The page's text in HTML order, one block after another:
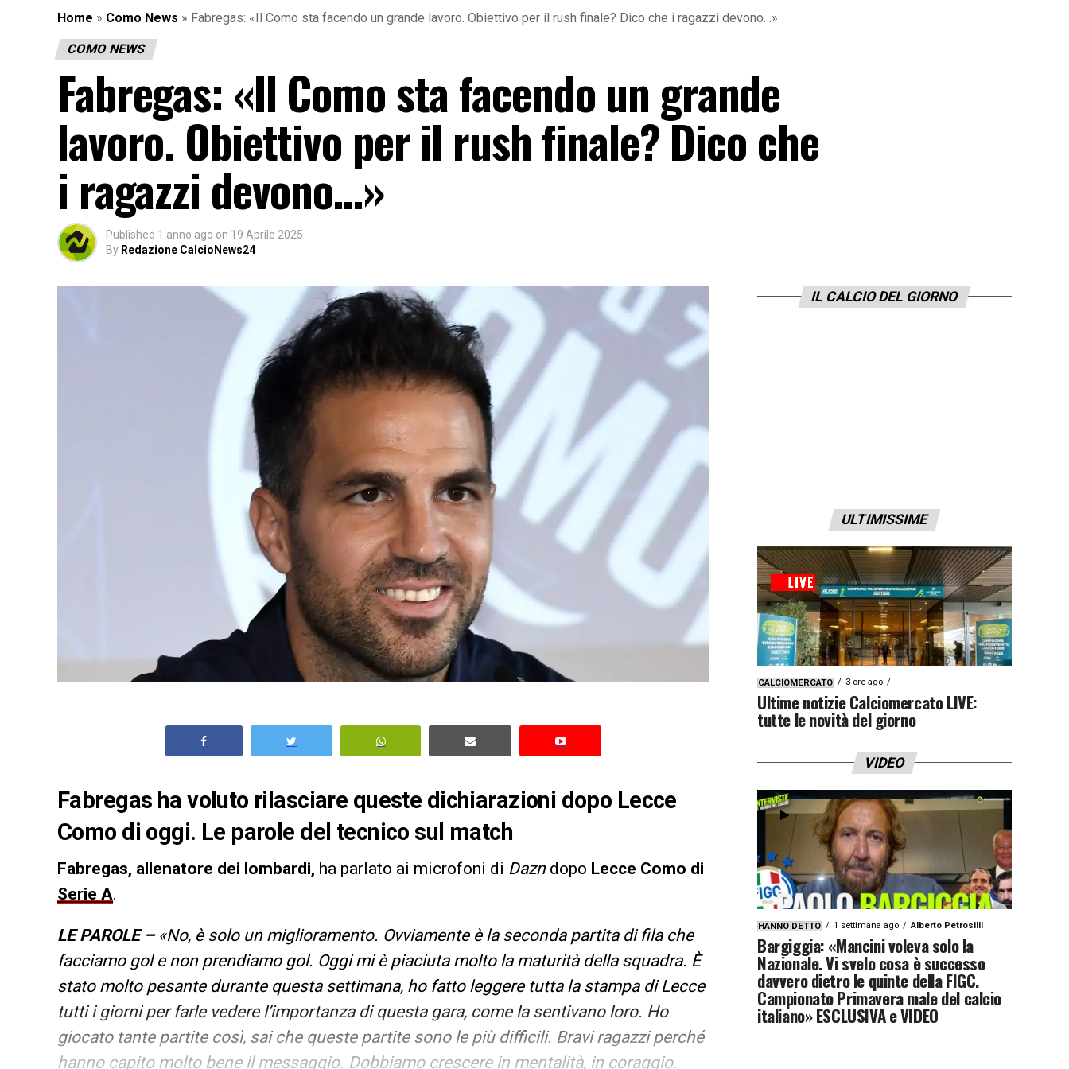
Home » Como News » Fabregas: «Il Como sta facendo un grande lavoro. Obiettivo per il rush finale? Dico che i ragazzi devono…»
COMO NEWS
Fabregas: «Il Como sta facendo un grande
lavoro. Obiettivo per il rush finale? Dico che
i ragazzi devono…»
Published 1 anno ago on 19 Aprile 2025
By Redazione CalcioNews24
Fabregas ha voluto rilasciare queste dichiarazioni dopo Lecce
Como di oggi. Le parole del tecnico sul match
Fabregas, allenatore dei lombardi, ha parlato ai microfoni di Dazndopo Lecce Como di
Serie A.
LE PAROLE –«No, è solo un miglioramento. Ovviamente è la seconda partita di fila che
facciamo gol e non prendiamo gol. Oggi mi è piaciuta molto la maturità della squadra. È
stato molto pesante durante questa settimana, ho fatto leggere tutta la stampa di Lecce
tutti i giorni per farle vedere l’importanza di questa gara, come la sentivano loro. Ho
giocato tante partite così, sai che queste partite sono le più difficili. Bravi ragazzi perché
hanno capito molto bene il messaggio. Dobbiamo crescere in mentalità, in coraggio.
IL CALCIO DEL GIORNO
ULTIMISSIME
CALCIOMERCATO 3 ore ago
Ultime notizie Calciomercato LIVE:
tutte le novità del giorno
VIDEO
HANNO DETTO 1 settimana ago Alberto Petrosilli
Bargiggia: «Mancini voleva solo la
Nazionale. Vi svelo cosa è successo
davvero dietro le quinte della FIGC.
Campionato Primavera male del calcio
italiano» ESCLUSIVA e VIDEO